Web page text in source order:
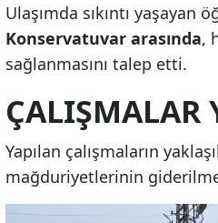
Ulaşımda sıkıntı
Konservatuvar arasında,
sağlanmasını talep etti.
ÇALIŞMALAR
Yapılan çalışmaların
mağduriyetlerinin